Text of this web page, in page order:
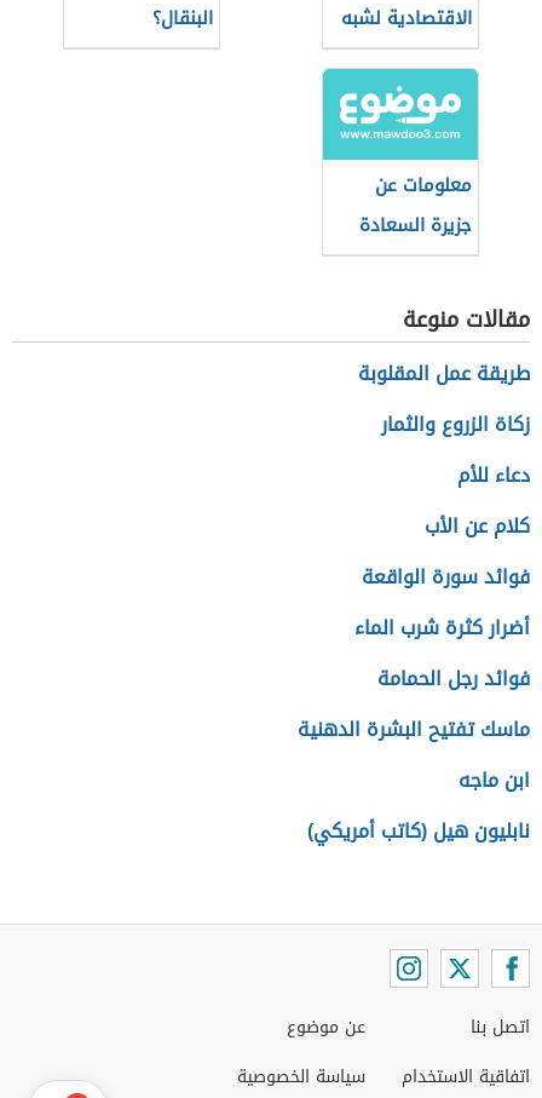
الاقتصادية لشبه
جزيرة سيناء
البنقال؟
معلومات عن
جزيرة السعادة
مقالات منوعة
طريقة عمل المقلوبة
زكاة الزروع والثمار
دعاء للأم
كلام عن الأب
فوائد سورة الواقعة
أضرار كثرة شرب الماء
فوائد رجل الحمامة
ماسك تفتيح البشرة الدهنية
ابن ماجه
نابليون هيل (كاتب أمريكي)
اتصل بنا
اتفاقية الاستخدام
عن موضوع
سياسة الخصوصية